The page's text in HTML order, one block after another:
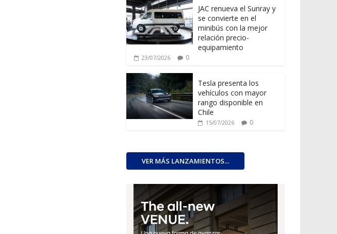
JAC renueva el Sunray y
se convierte en el
minibús con la mejor
relación precio-
equipamiento
23/07/2026 0
Tesla presenta los
vehículos con mayor
rango disponible en
Chile
15/07/2026 0
VER MÁS LANZAMIENTOS...